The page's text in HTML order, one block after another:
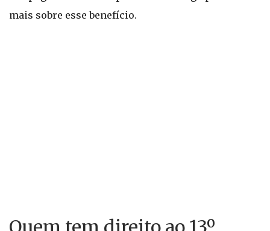
mais sobre esse benefício.